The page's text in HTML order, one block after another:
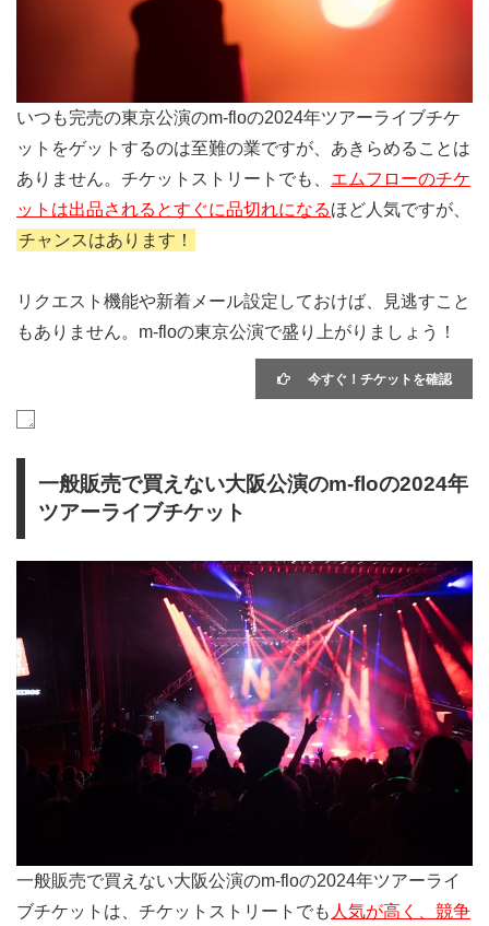
いつも完売の東京公演のm-floの2024年ツアーライブチケ
ットをゲットするのは至難の業ですが、あきらめることは
ありません。チケットストリートでも、 エムフローのチケ
ットは出品されるとすぐに品切れになるほど人気ですが、
チャンスはあります！
リクエスト機能や新着メール設定しておけば、見逃すこと
もありません。m-floの東京公演で盛り上がりましょう！
今すぐ！チケットを確認
一般販売で買えない大阪公演のm-floの2024年
ツアーライブチケット
一般販売で買えない大阪公演のm-floの2024年ツアーライ
ブチケットは、チケットストリートでも 人気が高く、競争